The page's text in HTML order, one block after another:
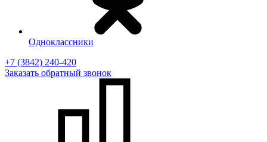
Одноклассники
+7 (3842) 240-420
Заказать обратный звонок